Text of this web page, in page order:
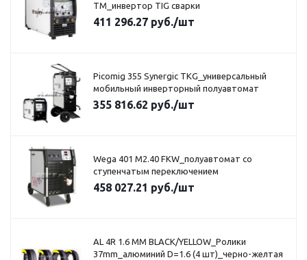
TM_инвертор TIG сварки
411 296.27 руб./шт
Picomig 355 Synergic TKG_универсальный
мобильный инверторный полуавтомат
355 816.62 руб./шт
Wega 401 M2.40 FKW_полуавтомат со
ступенчатым переключением
458 027.21 руб./шт
AL 4R 1.6 MM BLACK/YELLOW_Ролики
37mm_алюминий D=1.6 (4 шт)_черно-желтая